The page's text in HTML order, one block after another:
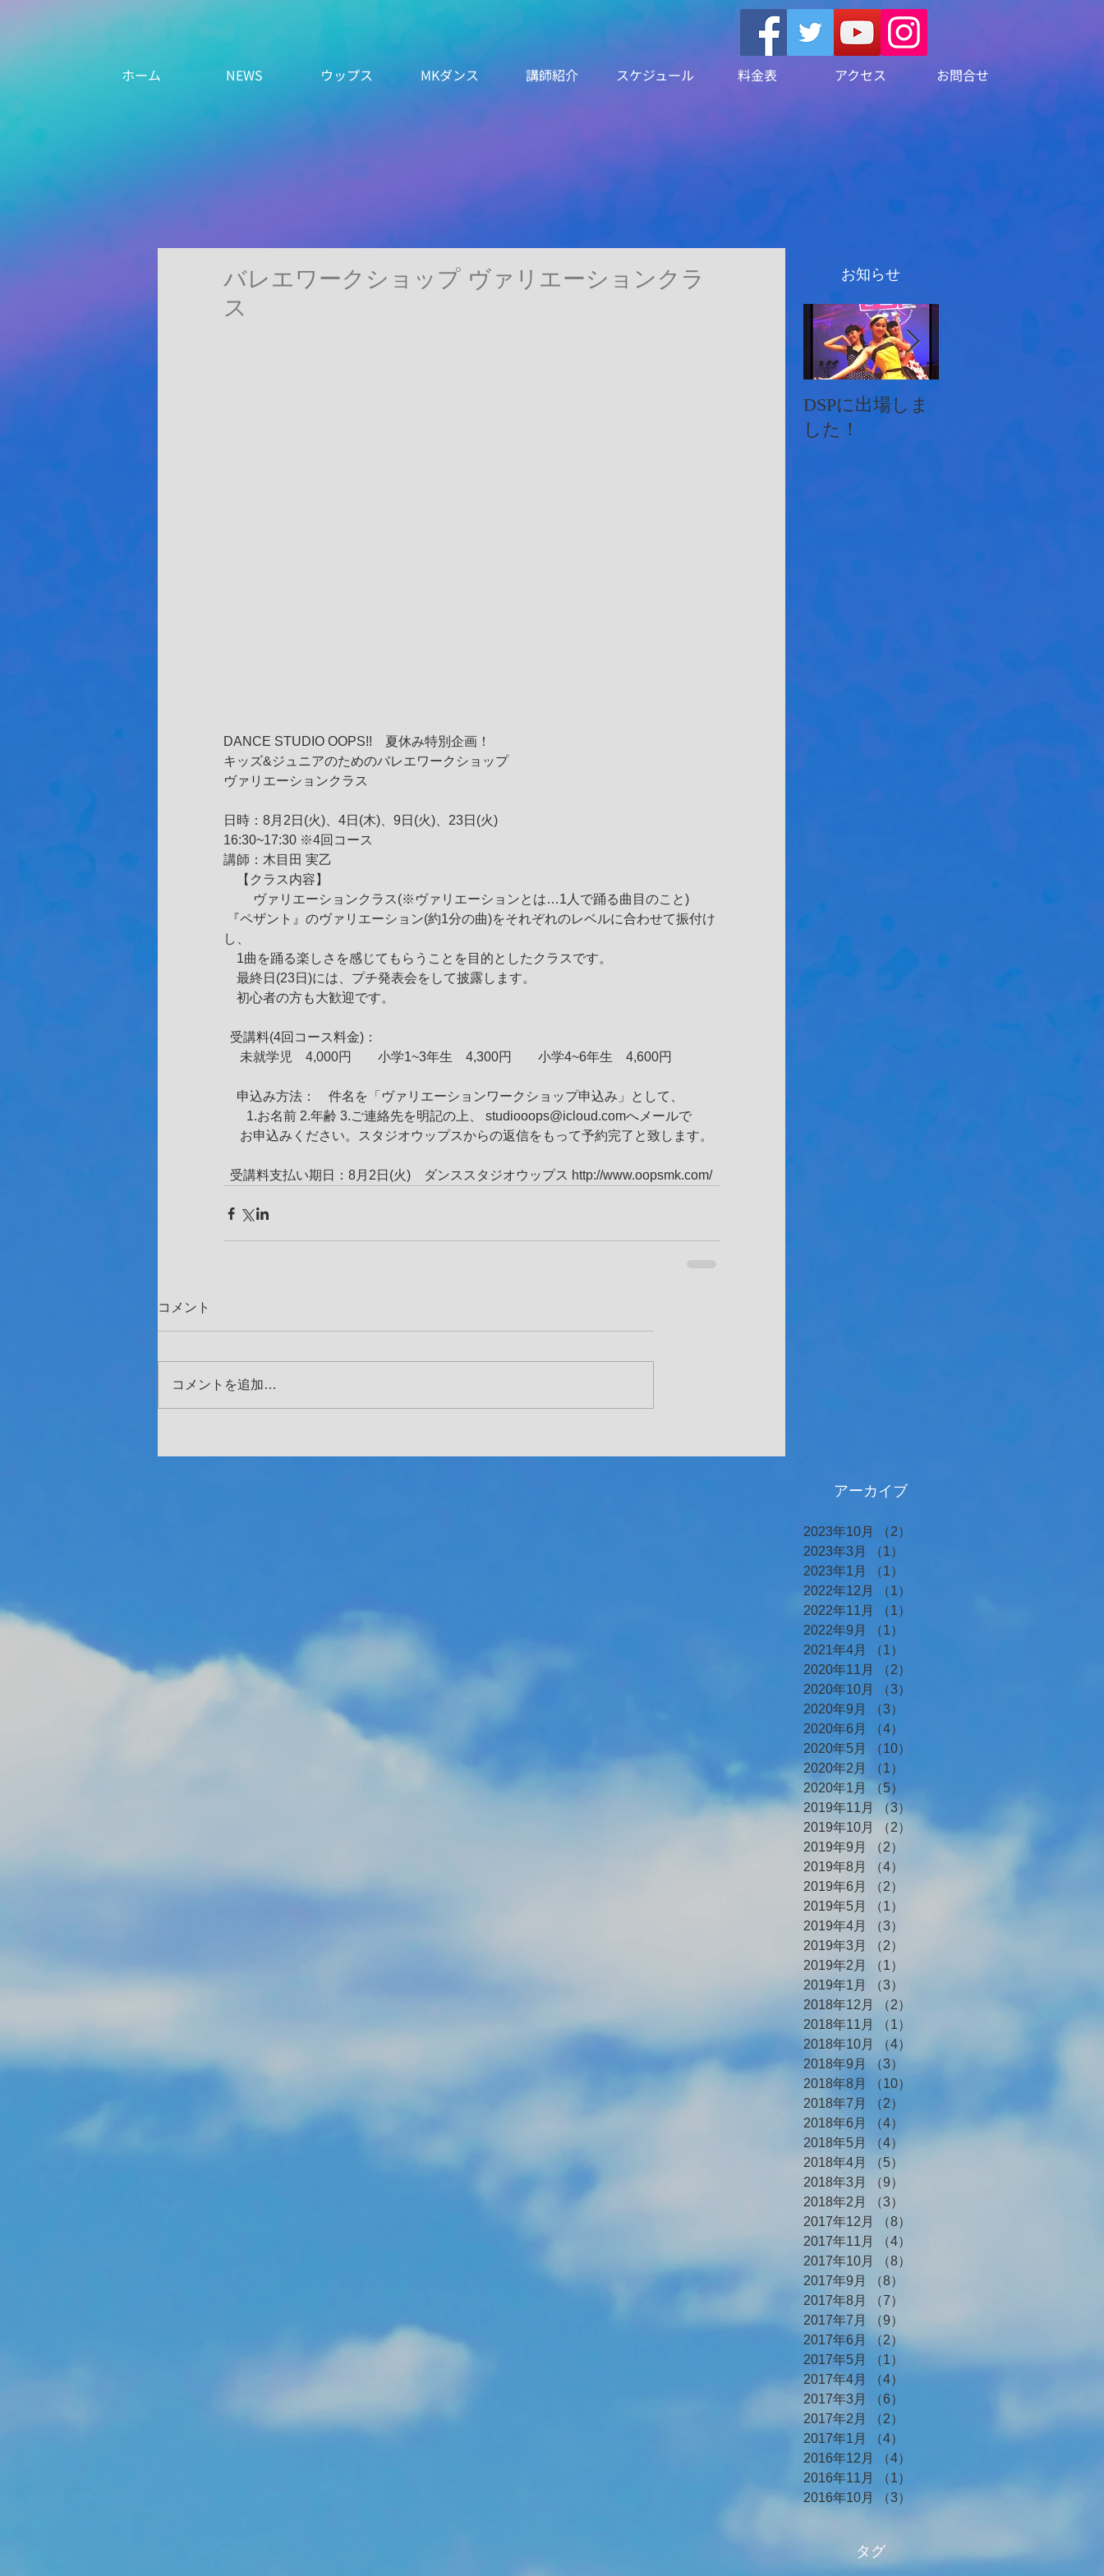
ホーム NEWS ウップス MKダンス 講師紹介 スケジュール 料金表 アクセス お問合せ
バレエワークショップ ヴァリエーションクラ
ス
DANCE STUDIO OOPS!!　夏休み特別企画！
キッズ&ジュニアのためのバレエワークショップ
ヴァリエーションクラス
日時：8月2日(火)、4日(木)、9日(火)、23日(火)
16:30~17:30 ※4回コース
講師：木目田 実乙
【クラス内容】
ヴァリエーションクラス(※ヴァリエーションとは…1人で踊る曲目のこと)
し、
1曲を踊る楽しさを感じてもらうことを目的としたクラスです。
最終日(23日)には、プチ発表会をして披露します。
    初心者の方も大歓迎です。
  受講料(4回コース料金)：
     未就学児　4,000円　　小学1~3年生　4,300円　　小学4~6年生　4,600円
申込み方法：　件名を「ヴァリエーションワークショップ申込み」として、
1.お名前 2.年齢 3.ご連絡先を明記の上、 studiooops@icloud.comへメールで
     お申込みください。スタジオウップスからの返信をもって予約完了と致します。
  受講料支払い期日：8月2日(火)　ダンススタジオウップス http://www.oopsmk.com/
コメント
コメントを追加…
お知らせ
DSPに出場しま
した！
アーカイブ
2023年10月 （2）
2023年3月
（1）
2023年1月
（1）
2022年12月
（1）
2022年11月
（1）
2022年9月
（1）
2021年4月
（1）
2020年11月
（2）
2020年10月
（3）
2020年9月
（3）
2020年6月
（4）
2020年5月
（10）
2020年2月
（1）
2020年1月
（5）
2019年11月
（3）
2019年10月
（2）
2件の記事
2019年9月
（2）
2件の記事
2019年8月
（4）
2019年6月
（2）
2019年5月
（1）
2019年4月
（3）
2019年3月
（2）
2019年2月
（1）
2019年1月
（3）
2018年12月
（2）
2018年11月
（1）
2018年10月
（4）
2018年9月
（3）
2018年8月
（10）
2018年7月
（2）
2018年6月
（4）
2018年5月
（4）
2018年4月
（5）
2018年3月
（9）
2018年2月
（3）
2017年12月
（8）
2017年11月
（4）
2017年10月
（8）
2017年9月
（8）
2017年8月
（7）
2017年7月
（9）
2017年6月
（2）
2件の記事
2017年5月
（1）
2017年4月
（4）
2017年3月
（6）
2017年2月
（2）
2017年1月
（4）
2016年12月
（4）
2016年11月
（1）
2016年10月
（3）
タグ